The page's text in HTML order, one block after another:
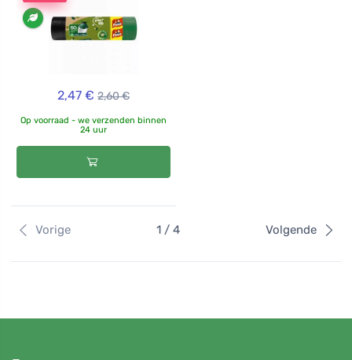
2,47 € 2,60 €
Op voorraad - we verzenden binnen
24 uur
Vorige 1 / 4 Volgende